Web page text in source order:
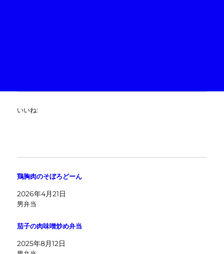
いいね:
鶏胸肉のそぼろどーん
2026年4月21日
男弁当
茄子の肉味噌炒め弁当
2025年8月12日